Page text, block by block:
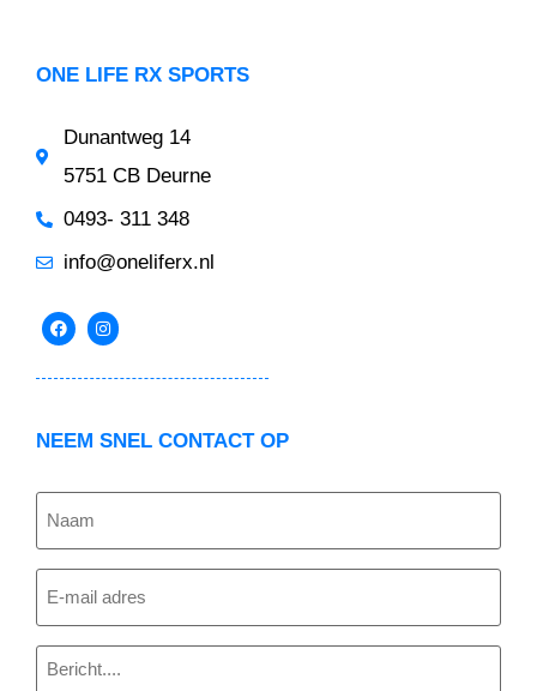
ONE LIFE RX SPORTS
Dunantweg 14
5751 CB Deurne
0493- 311 348
info@oneliferx.nl
NEEM SNEL CONTACT OP
Naam
(Vereist)
E-
mailadres
Bericht
(Vereist)